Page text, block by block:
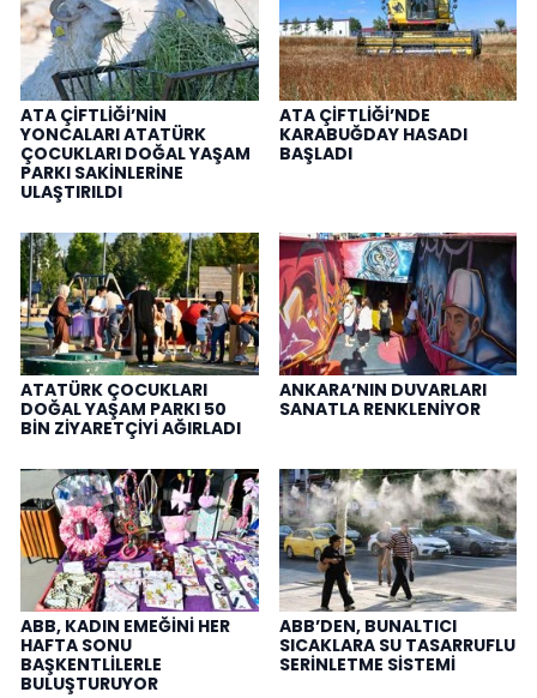
ATA ÇİFTLİĞİ’NİN
YONCALARI ATATÜRK
ÇOCUKLARI DOĞAL YAŞAM
PARKI SAKİNLERİNE
ULAŞTIRILDI
ATA ÇİFTLİĞİ’NDE
KARABUĞDAY HASADI
BAŞLADI
ATATÜRK ÇOCUKLARI
DOĞAL YAŞAM PARKI 50
BİN ZİYARETÇİYİ AĞIRLADI
ANKARA’NIN DUVARLARI
SANATLA RENKLENİYOR
ABB, KADIN EMEĞİNİ HER
HAFTA SONU
BAŞKENTLİLERLE
BULUŞTURUYOR
ABB’DEN, BUNALTICI
SICAKLARA SU TASARRUFLU
SERİNLETME SİSTEMİ